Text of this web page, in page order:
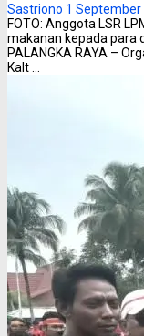
Sastriono 1 September
FOTO: Anggota LSR
makanan kepada para
PALANGKA RAYA –
Kalt ...